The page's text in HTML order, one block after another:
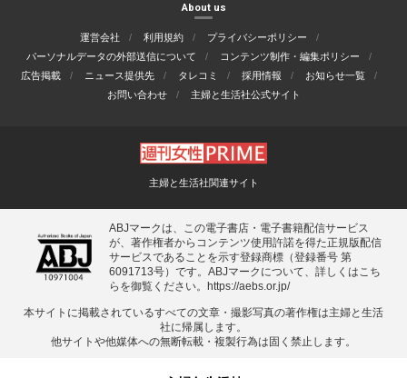
About us
運営会社 利用規約
プライバシーポリシー
パーソナルデータの外部送信について
コンテンツ制作・編集ポリシー
広告掲載
ニュース提供先 タレコミ 採用情報
お知らせ一覧
お問い合わせ
主婦と生活社公式サイト
主婦と生活社関連サイト
ABJマークは、この電子書店・電子書籍配信サービス
が、著作権者からコンテンツ使用許諾を得た正規版配信
サービスであることを示す登録商標（登録番号 第
6091713号）です。ABJマークについて、詳しくはこち
らを御覧ください。
https://aebs.or.jp/
本サイトに掲載されているすべての⽂章・撮影写真の著作権は主婦と⽣活
社に帰属します。
他サイトや他媒体への無断転載・複製⾏為は固く禁⽌します。